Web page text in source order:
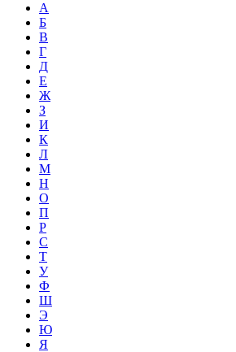
А
Б
В
Г
Д
Е
Ж
З
И
К
Л
М
Н
О
П
Р
С
Т
У
Ф
Ш
Э
Ю
Я